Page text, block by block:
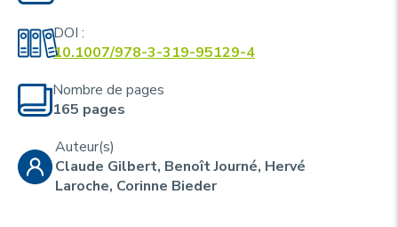
r
i
n
c
p
a
DOI :
10.1007/978-3-319-95129-4
Nombre de pages
165 pages
Auteur(s)
Claude Gilbert, Benoît Journé, Hervé
Laroche, Corinne Bieder